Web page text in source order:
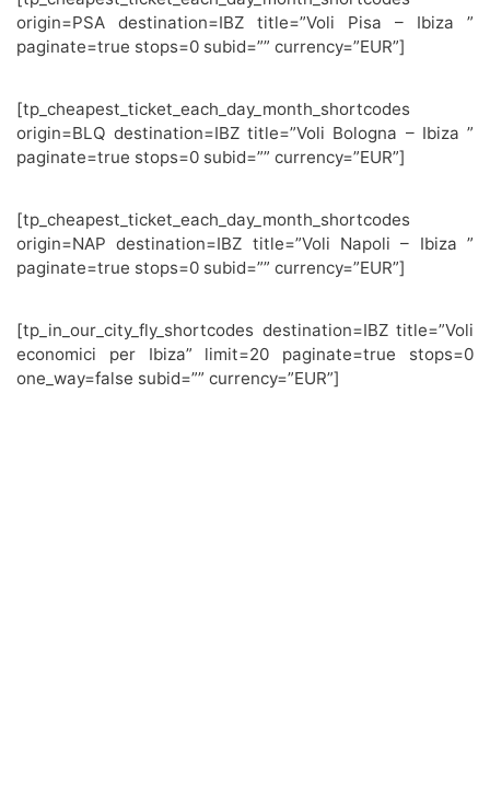
origin=PSA destination=IBZ title=”Voli Pisa – Ibiza ”
paginate=true stops=0 subid=”” currency=”EUR”]
[tp_cheapest_ticket_each_day_month_shortcodes
origin=BLQ destination=IBZ title=”Voli Bologna – Ibiza ”
paginate=true stops=0 subid=”” currency=”EUR”]
[tp_cheapest_ticket_each_day_month_shortcodes
origin=NAP destination=IBZ title=”Voli Napoli – Ibiza ”
paginate=true stops=0 subid=”” currency=”EUR”]
[tp_in_our_city_fly_shortcodes destination=IBZ title=”Voli
economici per Ibiza” limit=20 paginate=true stops=0
one_way=false subid=”” currency=”EUR”]